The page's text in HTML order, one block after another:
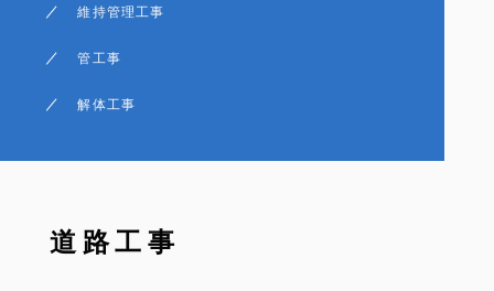
維持管理工事
管工事
解体工事
道路工事